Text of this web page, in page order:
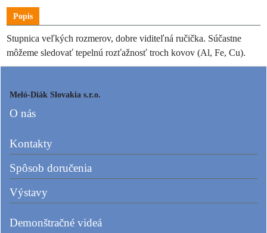
Popis
Stupnica veľkých rozmerov, dobre viditeľná ručička. Súčastne
môžeme sledovať tepelnú rozťažnosť troch kovov (Al, Fe, Cu).
Meló-Diák Slovakia s.r.o.
O nás
Kontakty
Spôsob doručenia
Výstavy
Demonštračné videá